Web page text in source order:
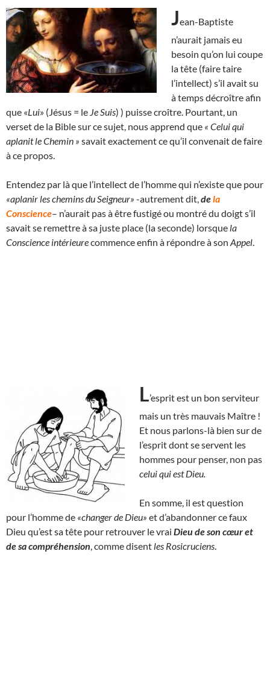
Jean-Baptiste
n’aurait jamais eu
besoin qu’on lui coupe
la tête (faire taire
l’intellect) s’il avait su
à temps décroître afin
que «Lui» (Jésus = le Je Suis) ) puisse croître. Pourtant, un
verset de la Bible sur ce sujet, nous apprend que « Celui qui
aplanit le Chemin » savait exactement ce qu’il convenait de faire
à ce propos.
Entendez par là que l’intellect de l’homme qui n’existe que pour
«aplanir les chemins du Seigneur» -autrement dit, dela
Conscience– n’aurait pas à être fustigé ou montré du doigt s’il
savait se remettre à sa juste place (la seconde) lorsque la
Conscience intérieurecommence enfin à répondre à son Appel
L’esprit est un bon serviteur
mais un très mauvais Maître !
Et nous parlons-là bien sur de
l’esprit dont se servent les
hommes pour penser, non pas
celui qui est Dieu.
En somme, il est question
pour l’homme de «changer de Dieu» et d’abandonner ce faux
Dieu qu’est sa tête pour retrouver le vrai Dieu de son cœur et
de sa compréhension , comme disent les Rosicruciens